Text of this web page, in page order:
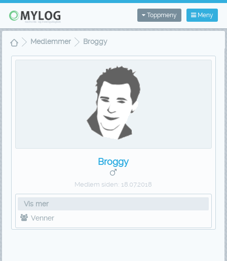
Meny
Toppmeny
Medlemmer Broggy
Broggy
Medlem siden: 18.07.2018
Vis mer
Venner